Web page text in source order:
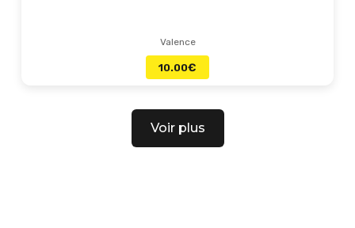
Valence
10.00€
Voir plus